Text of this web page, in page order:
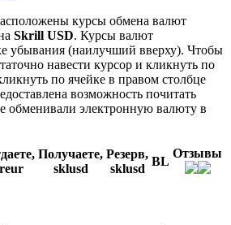
курсы обмена валют
Skrill USD. Курсы валют
убывания (наилучший вверху). Чтобы
навести курсор и кликнуть по
по ячейке в правом столбце
возможность почитать
обменивали электронную валюту в
Получаете,
sklusd
Резерв,
sklusd
BL
Отзывы